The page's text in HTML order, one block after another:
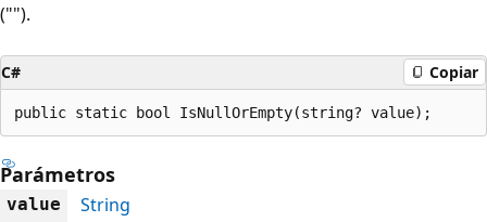
("").
C# Copiar
public static bool IsNullOrEmpty(string? value);
Parámetros
value
String